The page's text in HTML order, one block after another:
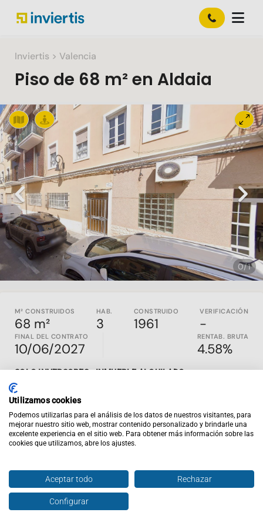
Inviertis > Valencia
Piso de 68 m² en Aldaia
Slide 1 of 1
0/1
Previous Next
M² CONSTRUIDOS
68 m²
HAB.
3
CONSTRUIDO
1961
VERIFICACIÓN
-
FINAL DEL CONTRATO
10/06/2027
RENTAB. BRUTA
4.58%
SOLO INVERSORES - INMUEBLE ALQUILADO
Propiedad con inquilino construida en 1961 en Aldaia,
provincia de Valencia es un. piso que cuenta con 59,13m2
útiles. Buen estado de conservación.
rentabilidad en todo el país. Todos los activos publicados
son en EXCLUSIVA y están alquilados y al día de pago. Si
entras en la web tendrás acceso al contrato de alquiler
vigente, renta mensual, rentabilidad y un completo análisis
Enviar oferta
Utilizamos cookies
Podemos utilizarlas para el análisis de los datos de nuestros visitantes, para
mejorar nuestro sitio web, mostrar contenido personalizado y brindarle una
excelente experiencia en el sitio web. Para obtener más información sobre las
cookies que utilizamos, abre los ajustes.
Aceptar todo Rechazar
Configurar